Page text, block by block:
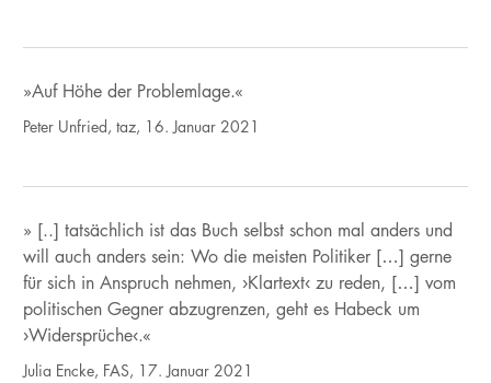
»Auf Höhe der Problemlage.«
Peter Unfried, taz, 16. Januar 2021
» [..] tatsächlich ist das Buch selbst schon mal anders und
will auch anders sein: Wo die meisten Politiker […] gerne
für sich in Anspruch nehmen, ›Klartext‹ zu reden, […] vom
politischen Gegner abzugrenzen, geht es Habeck um
›Widersprüche‹.«
Julia Encke, FAS, 17. Januar 2021